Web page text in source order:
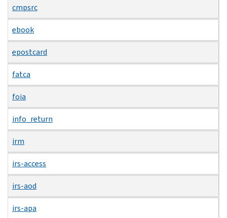
cmpsrc
ebook
epostcard
fatca
foia
info_return
irm
irs-access
irs-aod
irs-apa